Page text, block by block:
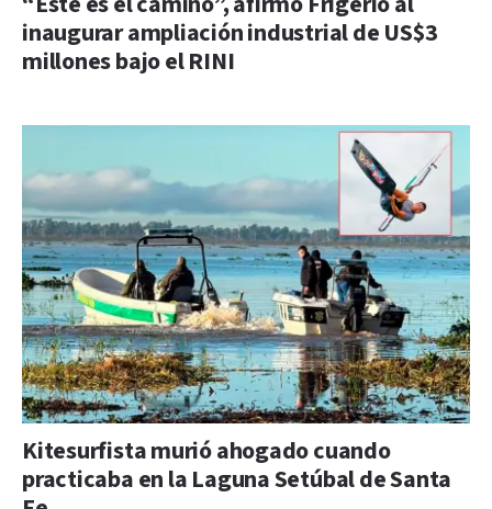
inaugurar ampliación industrial de US$3
millones bajo el RINI
Kitesurfista murió ahogado cuando
practicaba en la Laguna Setúbal de Santa